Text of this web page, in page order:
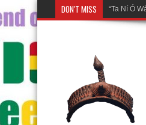
DON'T MISS Mosa